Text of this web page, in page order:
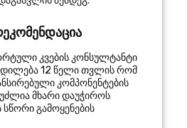
კვების კონსულტანტი
12 წელითვლის რომ
კომპონენტების
მხარი დაუჭიროს
გამოყენების